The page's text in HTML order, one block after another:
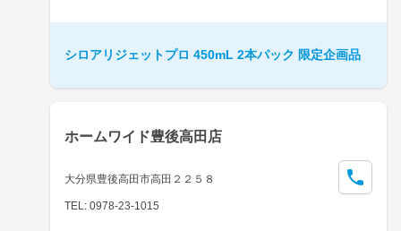
シロアリジェットプロ 450mL 2本パック 限定企画品
ホームワイド豊後高田店
大分県豊後高田市高田２２５８
TEL: 0978-23-1015